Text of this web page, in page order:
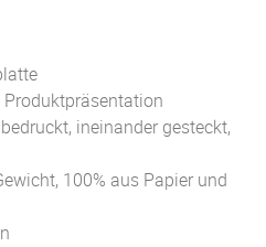
ineinander gesteckt,
100% aus Papier und